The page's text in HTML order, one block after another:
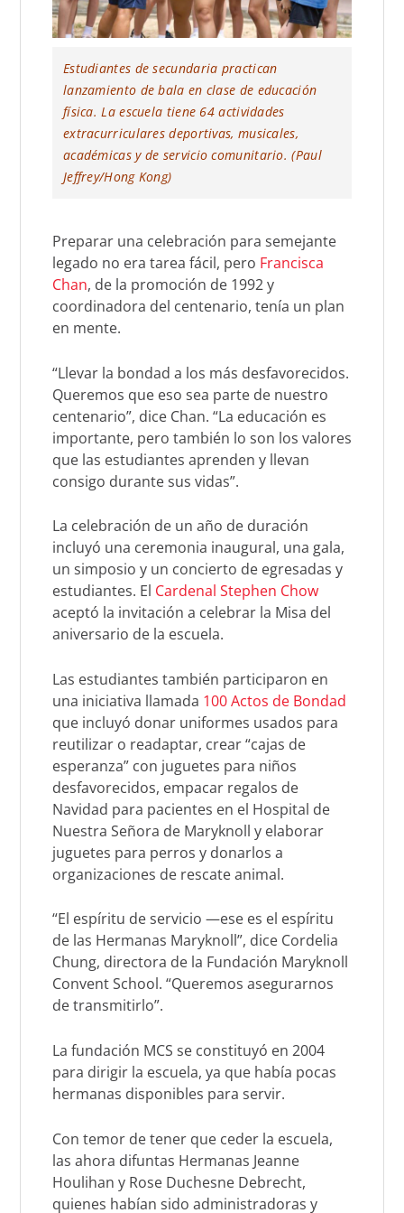
Estudiantes de secundaria practican
lanzamiento de bala en clase de educación
física. La escuela tiene 64 actividades
extracurriculares deportivas, musicales,
académicas y de servicio comunitario. (Paul
Jeffrey/Hong Kong)
Preparar una celebración para semejante
legado no era tarea fácil, pero Francisca
Chan, de la promoción de 1992 y
coordinadora del centenario, tenía un plan
en mente.
“Llevar la bondad a los más desfavorecidos.
Queremos que eso sea parte de nuestro
centenario”, dice Chan. “La educación es
importante, pero también lo son los valores
que las estudiantes aprenden y llevan
consigo durante sus vidas”.
La celebración de un año de duración
incluyó una ceremonia inaugural, una gala,
un simposio y un concierto de egresadas y
estudiantes. El Cardenal Stephen Chow
aceptó la invitación a celebrar la Misa del
aniversario de la escuela.
Las estudiantes también participaron en
una iniciativa llamada 100 Actos de Bondad
que incluyó donar uniformes usados para
reutilizar o readaptar, crear “cajas de
esperanza” con juguetes para niños
desfavorecidos, empacar regalos de
Navidad para pacientes en el Hospital de
Nuestra Señora de Maryknoll y elaborar
juguetes para perros y donarlos a
organizaciones de rescate animal.
“El espíritu de servicio —ese es el espíritu
de las Hermanas Maryknoll”, dice Cordelia
Chung, directora de la Fundación Maryknoll
Convent School. “Queremos asegurarnos
de transmitirlo”.
La fundación MCS se constituyó en 2004
para dirigir la escuela, ya que había pocas
hermanas disponibles para servir.
Con temor de tener que ceder la escuela,
las ahora difuntas Hermanas Jeanne
Houlihan y Rose Duchesne Debrecht,
quienes habían sido administradoras y